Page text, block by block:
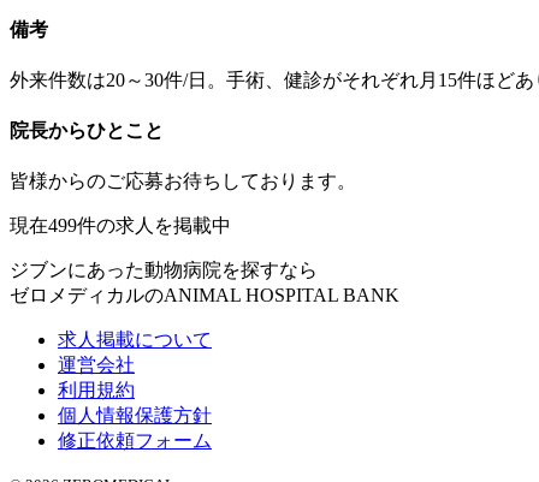
備考
外来件数は20～30件/日。手術、健診がそれぞれ月15件ほどあ
院長からひとこと
皆様からのご応募お待ちしております。
現在499件の求人を掲載中
ジブンにあった動物病院を探すなら
ゼロメディカルのANIMAL HOSPITAL BANK
求人掲載について
運営会社
利用規約
個人情報保護方針
修正依頼フォーム